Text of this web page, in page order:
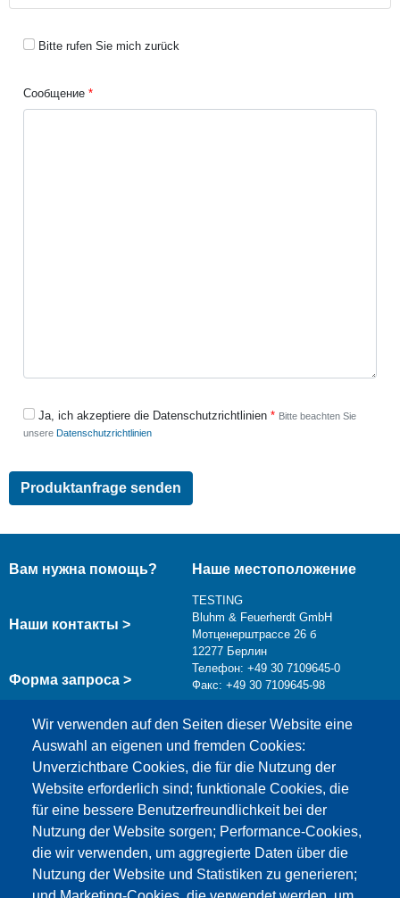
Bitte rufen Sie mich zurück
Сообщение
Ja, ich akzeptiere die Datenschutzrichtlinien
Bitte beachten Sie
unsere Datenschutzrichtlinien
Wir verwenden auf den Seiten dieser Website eine
Auswahl an eigenen und fremden Cookies:
Unverzichtbare Cookies, die für die Nutzung der
Website erforderlich sind; funktionale Cookies, die
für eine bessere Benutzerfreundlichkeit bei der
Nutzung der Website sorgen; Performance-Cookies,
die wir verwenden, um aggregierte Daten über die
Nutzung der Website und Statistiken zu generieren;
Вам нужна помощь?
Наши контакты >
Форма запроса >
Наше местоположение
TESTING
Bluhm & Feuerherdt GmbH
Мотценерштрассе 26 б
12277 Берлин
Телефон: +49 30 7109645-0
Факс: +49 30 7109645-98
info@testing.de
Этот материал заблокирован, потому что
файлы cookie Google Maps не были приняты.